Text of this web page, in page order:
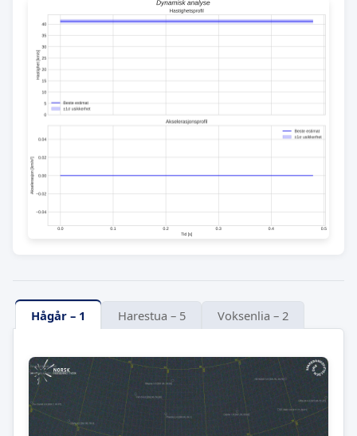
Hågår – 1 Harestua – 5 Voksenlia – 2